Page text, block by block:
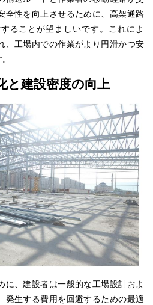
全性を向上させるために、高架通路
ることが望ましいです。これによ
工場内での作業がより円滑かつ安
と建設密度の向上
に、建設者は一般的な工場設計およ
発生する費用を回避するための最適